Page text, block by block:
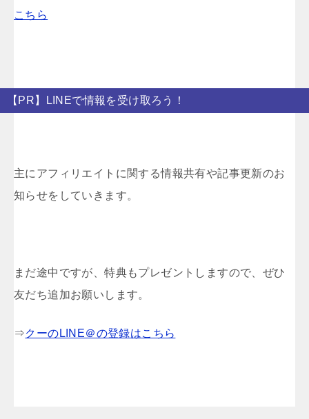
こちら
【PR】LINEで情報を受け取ろう！
主にアフィリエイトに関する情報共有や記事更新のお
知らせをしていきます。
まだ途中ですが、特典もプレゼントしますので、ぜひ
友だち追加お願いします。
⇒クーのLINE＠の登録はこちら